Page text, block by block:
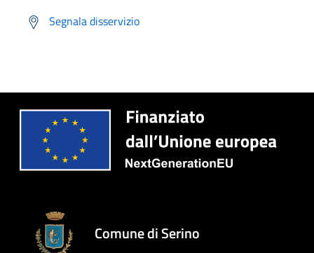
Segnala disservizio
Comune di Serino